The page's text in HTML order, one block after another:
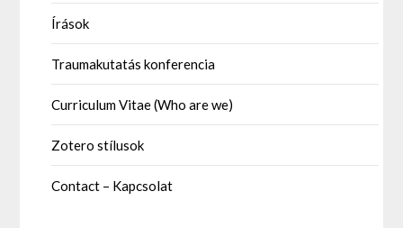
Írások
Traumakutatás konferencia
Curriculum Vitae (Who are we)
Zotero stílusok
Contact – Kapcsolat